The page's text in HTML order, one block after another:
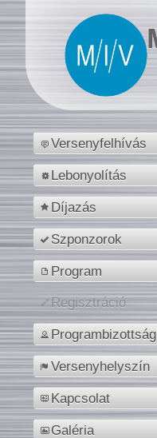
Versenyfelhívás
Lebonyolítás
Díjazás
Szponzorok
Program
Regisztráció
Programbizottság
Versenyhelyszín
Kapcsolat
Galéria